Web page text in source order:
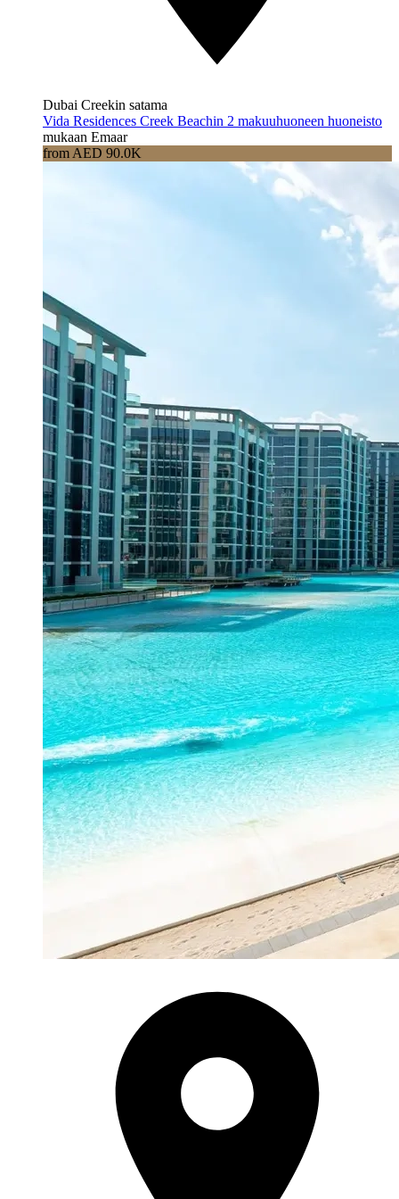
Dubai Creekin satama
Vida Residences Creek Beachin 2 makuuhuoneen huoneisto
mukaan Emaar
from AED 90.0K